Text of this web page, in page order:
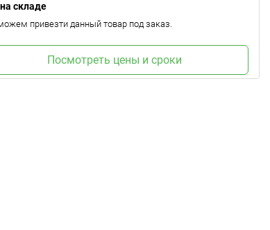
складе
привезти данный товар под заказ.
Посмотреть цены и сроки